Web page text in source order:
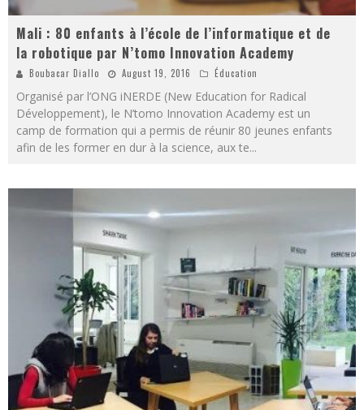
Mali : 80 enfants à l’école de l’informatique et de
la robotique par N’tomo Innovation Academy
Boubacar Diallo August 19, 2016 Éducation
Organisé par l’ONG iNERDE (New Education for Radical
Développement), le N’tomo Innovation Academy est un
camp de formation qui a permis de réunir 80 jeunes enfants
afin de les former en dur à la science, aux te...